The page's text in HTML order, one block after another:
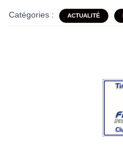
Catégories : ACTUALITÉ